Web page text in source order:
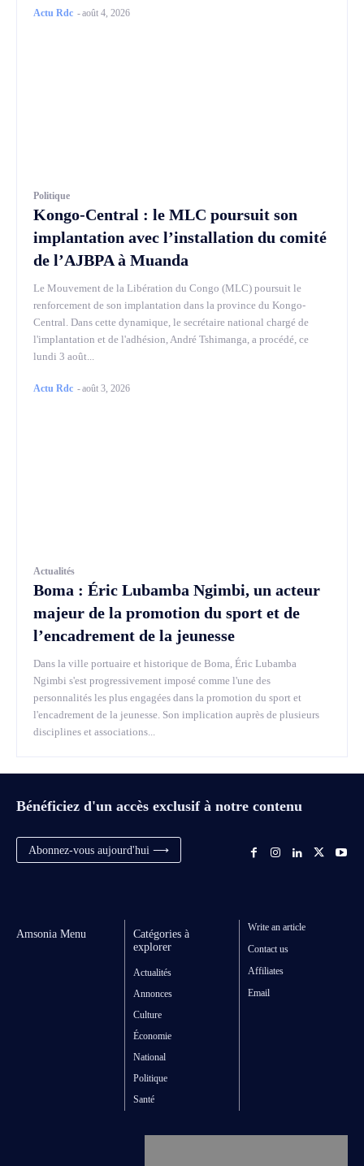
Actu Rdc -août 4, 2026
Politique
Kongo-Central : le MLC poursuit son
implantation avec l’installation du comité
de l’AJBPA à Muanda
Le Mouvement de la Libération du Congo (MLC) poursuit le
renforcement de son implantation dans la province du Kongo-
Central. Dans cette dynamique, le secrétaire national chargé de
l'implantation et de l'adhésion, André Tshimanga, a procédé, ce
lundi 3 août...
Actu Rdc -août 3, 2026
Actualités
Boma : Éric Lubamba Ngimbi, un acteur
majeur de la promotion du sport et de
l’encadrement de la jeunesse
Dans la ville portuaire et historique de Boma, Éric Lubamba
Ngimbi s'est progressivement imposé comme l'une des
personnalités les plus engagées dans la promotion du sport et
l'encadrement de la jeunesse. Son implication auprès de plusieurs
disciplines et associations...
Bénéficiez d'un accès exclusif à notre contenu
Abonnez-vous aujourd'hui ⟶
Amsonia Menu
Catégories à
explorer
Actualités
Annonces
Culture
Économie
National
Politique
Santé
Write an article
Contact us
Affiliates
Email